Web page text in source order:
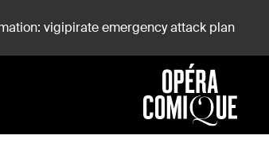
vigipirate emergency attack plan